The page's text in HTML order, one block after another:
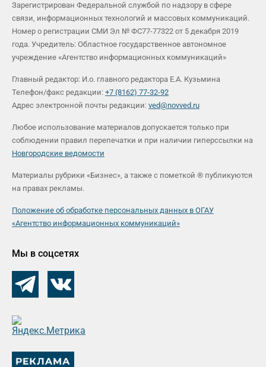
Зарегистрирован Федеральной службой по надзору в сфере
связи, информационных технологий и массовых коммуникаций.
Номер о регистрации СМИ Эл № ФС77-77322 от 5 декабря 2019
года. Учредитель: Областное государственное автономное
учреждение «Агентство информационных коммуникаций»
Главный редактор: И.о. главного редактора Е.А. Кузьмина
Телефон/факс редакции: +7 (8162) 77-32-92
Адрес электронной почты редакции: ved@novved.ru
Любое использование материалов допускается только при
соблюдении правил перепечатки и при наличии гиперссылки на
Новгородские ведомости
Материалы рубрики «Бизнес», а также с пометкой ® публикуются
на правах рекламы.
Положение об обработке персональных данных в ОГАУ
«Агентство информационных коммуникаций»
Мы в соцсетях